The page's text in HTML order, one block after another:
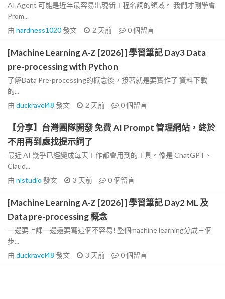
AI Agent 可能是近年最容易出現新工程名詞的領域。 我們才剛學會
Prom...
由 hardness1020發文 2 天前 0個留言
[Machine Learning A-Z [2026] ] 學習筆記 Day3 Data
pre-processing with Python
了解Data Pre-processing的概念後，接著就是要實作了 資料下載
的...
由 duckravel48 發文 2 天前 0個留言
【分享】台灣團隊開發 免費 AI Prompt 管理網站，終於
不用再到處找提示詞了
最近 AI 幾乎已經變成每天工作都會用到的工具。像是 ChatGPT、
Claud...
由 nlstudio 發文 3 天前 0個留言
[Machine Learning A-Z [2026] ] 學習筆記 Day2 ML 及
Data pre-processing 概念
一邊要上課一邊還要寫這個不容易! 整個machine learning分成三個
步...
由 duckravel48 發文 3 天前 0個留言